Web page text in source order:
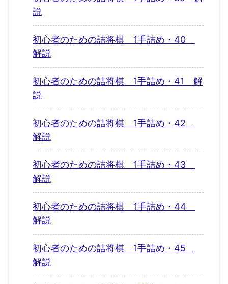
説
初心者のための詰将棋 1手詰め・40
解説
初心者のための詰将棋 1手詰め・41 解
説
初心者のための詰将棋 1手詰め・42
解説
初心者のための詰将棋 1手詰め・43
解説
初心者のための詰将棋 1手詰め・44
解説
初心者のための詰将棋 1手詰め・45
解説